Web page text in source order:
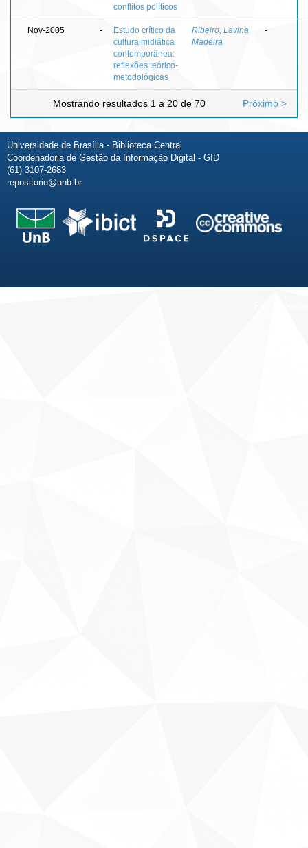
conflitos políticos
Nov-2005 -
Estudo crítico da
cultura midiática
contemporânea:
reflexões teórico-
metodológicas
Ribeiro, Lavina
Madeira
-
Mostrando resultados 1 a 20 de 70 Próximo >
Universidade de Brasília - Biblioteca Central
Coordenadoria de Gestão da Informação Digital - GID
(61) 3107-2683
repositorio@unb.br